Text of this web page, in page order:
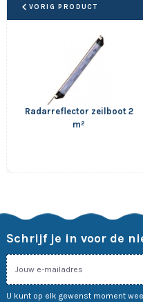
VORIG PRODUCT
Radarreflector zeilboot 2
m²
Schrijf je in voor de
U kunt op elk gewenst moment